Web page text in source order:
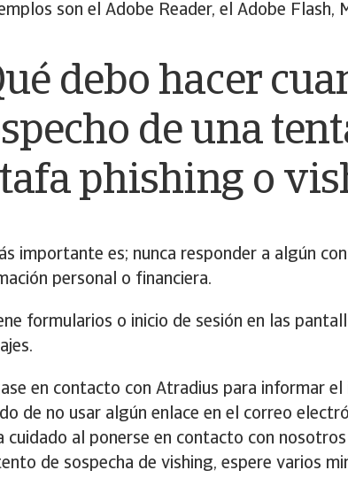
son el Adobe Reader, el Adobe Flash,
debo hacer
de una
phishing o
importante es; nunca responder a algún
personal o financiera.
formularios o inicio de sesión en las
en contacto con Atradius para informar
de no usar algún enlace en el correo
cuidado al ponerse en contacto con
de sospecha de vishing, espere varios